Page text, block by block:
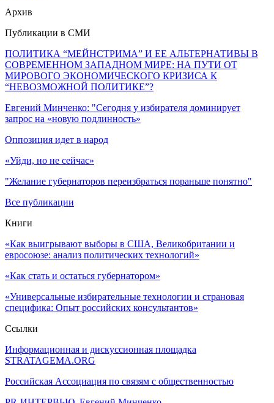
Архив
Публикации в СМИ
ПОЛИТИКА “МЕЙНСТРИМА” И ЕЕ АЛЬТЕРНАТИВЫ В
СОВРЕМЕННОМ ЗАПАДНОМ МИРЕ: НА ПУТИ ОТ
МИРОВОГО ЭКОНОМИЧЕСКОГО КРИЗИСА К
“НЕВОЗМОЖНОЙ ПОЛИТИКЕ”?
Евгений Минченко: "Сегодня у избирателя доминирует
запрос на «новую подлинность»
Оппозиция идет в народ
«Уйди, но не сейчас»
"Желание губернаторов переизбраться пораньше понятно"
Все публикации
Книги
«Как выигрывают выборы в США, Великобритании и
евросоюзе: анализ политических технологий»
«Как стать и остаться губернатором»
«Универсальные избирательные технологии и страновая
специфика: Опыт российских консультантов»
Ссылки
Информационная и дискуссионная площадка
STRATAGEMA.ORG
Российская Ассоциация по связям с общественностью